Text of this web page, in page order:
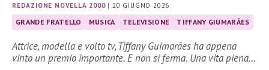
REDAZIONE NOVELLA 2000|20 GIUGNO 2026
GRANDE FRATELLO MUSICA TELEVISIONE TIFFANY GIUMARÃES
Attrice, modella e volto tv, Tiffany Guimarães ha appena
vinto un premio importante. E non si ferma. Una vita piena…